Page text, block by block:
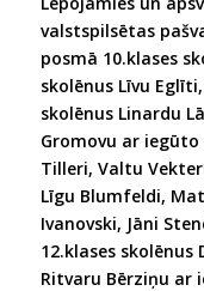
valstspilsētas
posmā 10.klases
skolēnus Līvu
skolēnus Linardu
Gromovu ar iegūto
Tilleri, Valtu
Līgu Blumfeldi,
Ivanovski, Jāni
12.klases skolēnus
Ritvaru Bērziņu ar